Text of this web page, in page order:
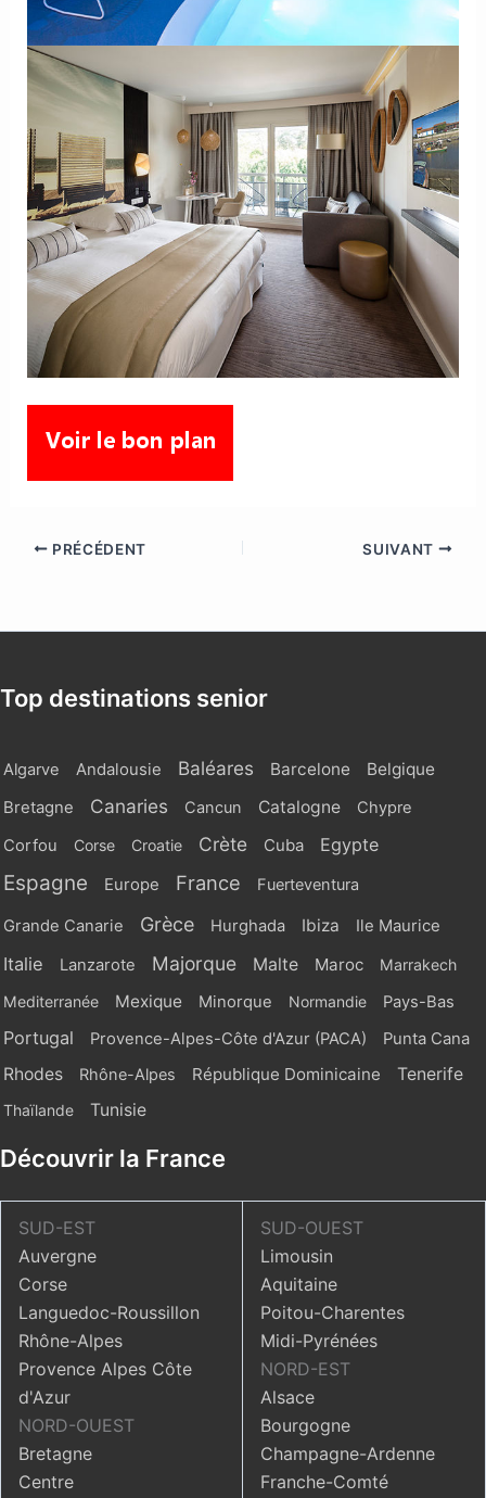
PRÉCÉDENT SUIVANT
Top destinations senior
Algarve Andalousie Baléares Barcelone Belgique
Bretagne Canaries Cancun Catalogne
Chypre
Corfou
Corse Croatie Crète Cuba Egypte
Espagne Europe France Fuerteventura
Grande Canarie Grèce Hurghada Ibiza Ile Maurice
Italie Lanzarote Majorque Malte Maroc
Marrakech
Mediterranée
Mexique Minorque Normandie Pays-Bas
Portugal Provence-Alpes-Côte d'Azur (PACA) Punta Cana
Rhodes Rhône-Alpes République Dominicaine Tenerife
Thaïlande Tunisie
Découvrir la France
SUD-EST
Auvergne
Corse
Languedoc-Roussillon
Rhône-Alpes
Provence Alpes Côte
d'Azur
NORD-OUEST
Bretagne
Centre
SUD-OUEST
Limousin
Aquitaine
Poitou-Charentes
Midi-Pyrénées
NORD-EST
Alsace
Bourgogne
Champagne-Ardenne
Franche-Comté